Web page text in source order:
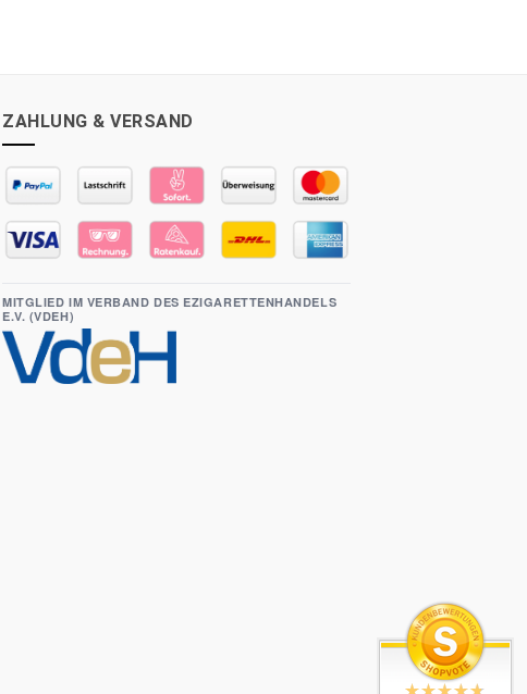
ZAHLUNG & VERSAND
MITGLIED IM VERBAND DES EZIGARETTENHANDELS
E.V. (VDEH)